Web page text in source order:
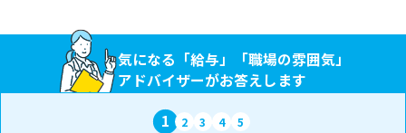
気になる「給与」「職場の雰囲気」
アドバイザーがお答えします
1 2 3 4 5